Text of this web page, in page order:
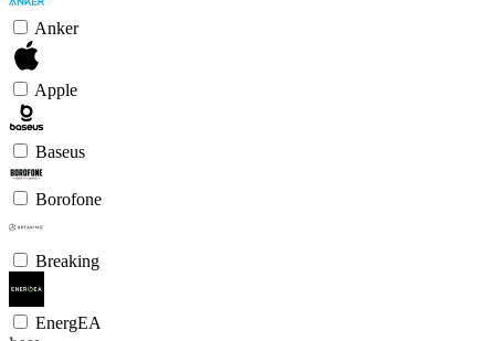
Anker
Apple
Baseus
Borofone
Breaking
EnergEA